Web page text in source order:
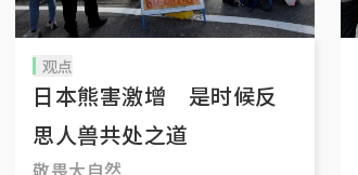
观点
日本熊害激增 是时候反
思人兽共处之道
敬畏大自然